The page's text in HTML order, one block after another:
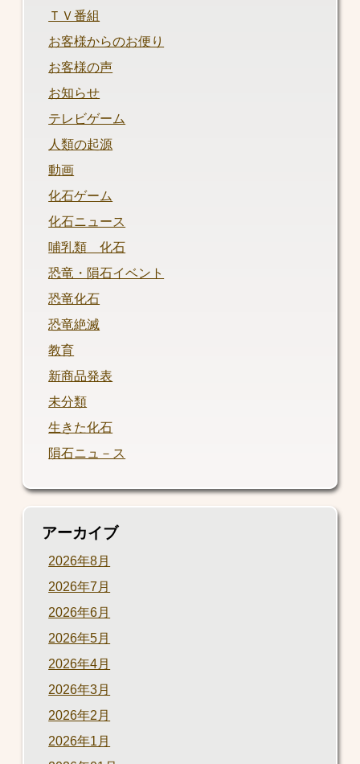
ＴＶ番組
お客様からのお便り
お客様の声
お知らせ
テレビゲーム
人類の起源
動画
化石ゲーム
化石ニュース
哺乳類 化石
恐竜・隕石イベント
恐竜化石
恐竜絶滅
教育
新商品発表
未分類
生きた化石
隕石ニュ－ス
アーカイブ
2026年8月
2026年7月
2026年6月
2026年5月
2026年4月
2026年3月
2026年2月
2026年1月